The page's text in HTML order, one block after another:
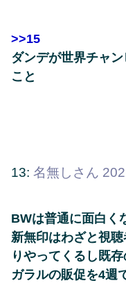
>>15
ダンデが世界チャ
こと
13: 名無しさん
BWは普通に面白く
新無印はわざと視
りやってくるし既
ガラルの販促を4週